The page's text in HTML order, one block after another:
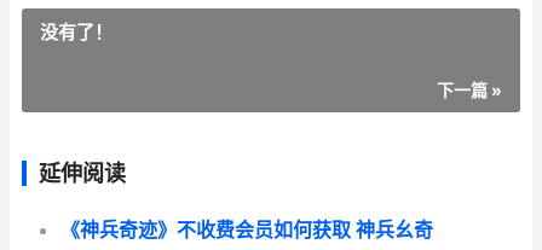
没有了！
下一篇 »
延伸阅读
《神兵奇迹》不收费会员如何获取 神兵幺奇